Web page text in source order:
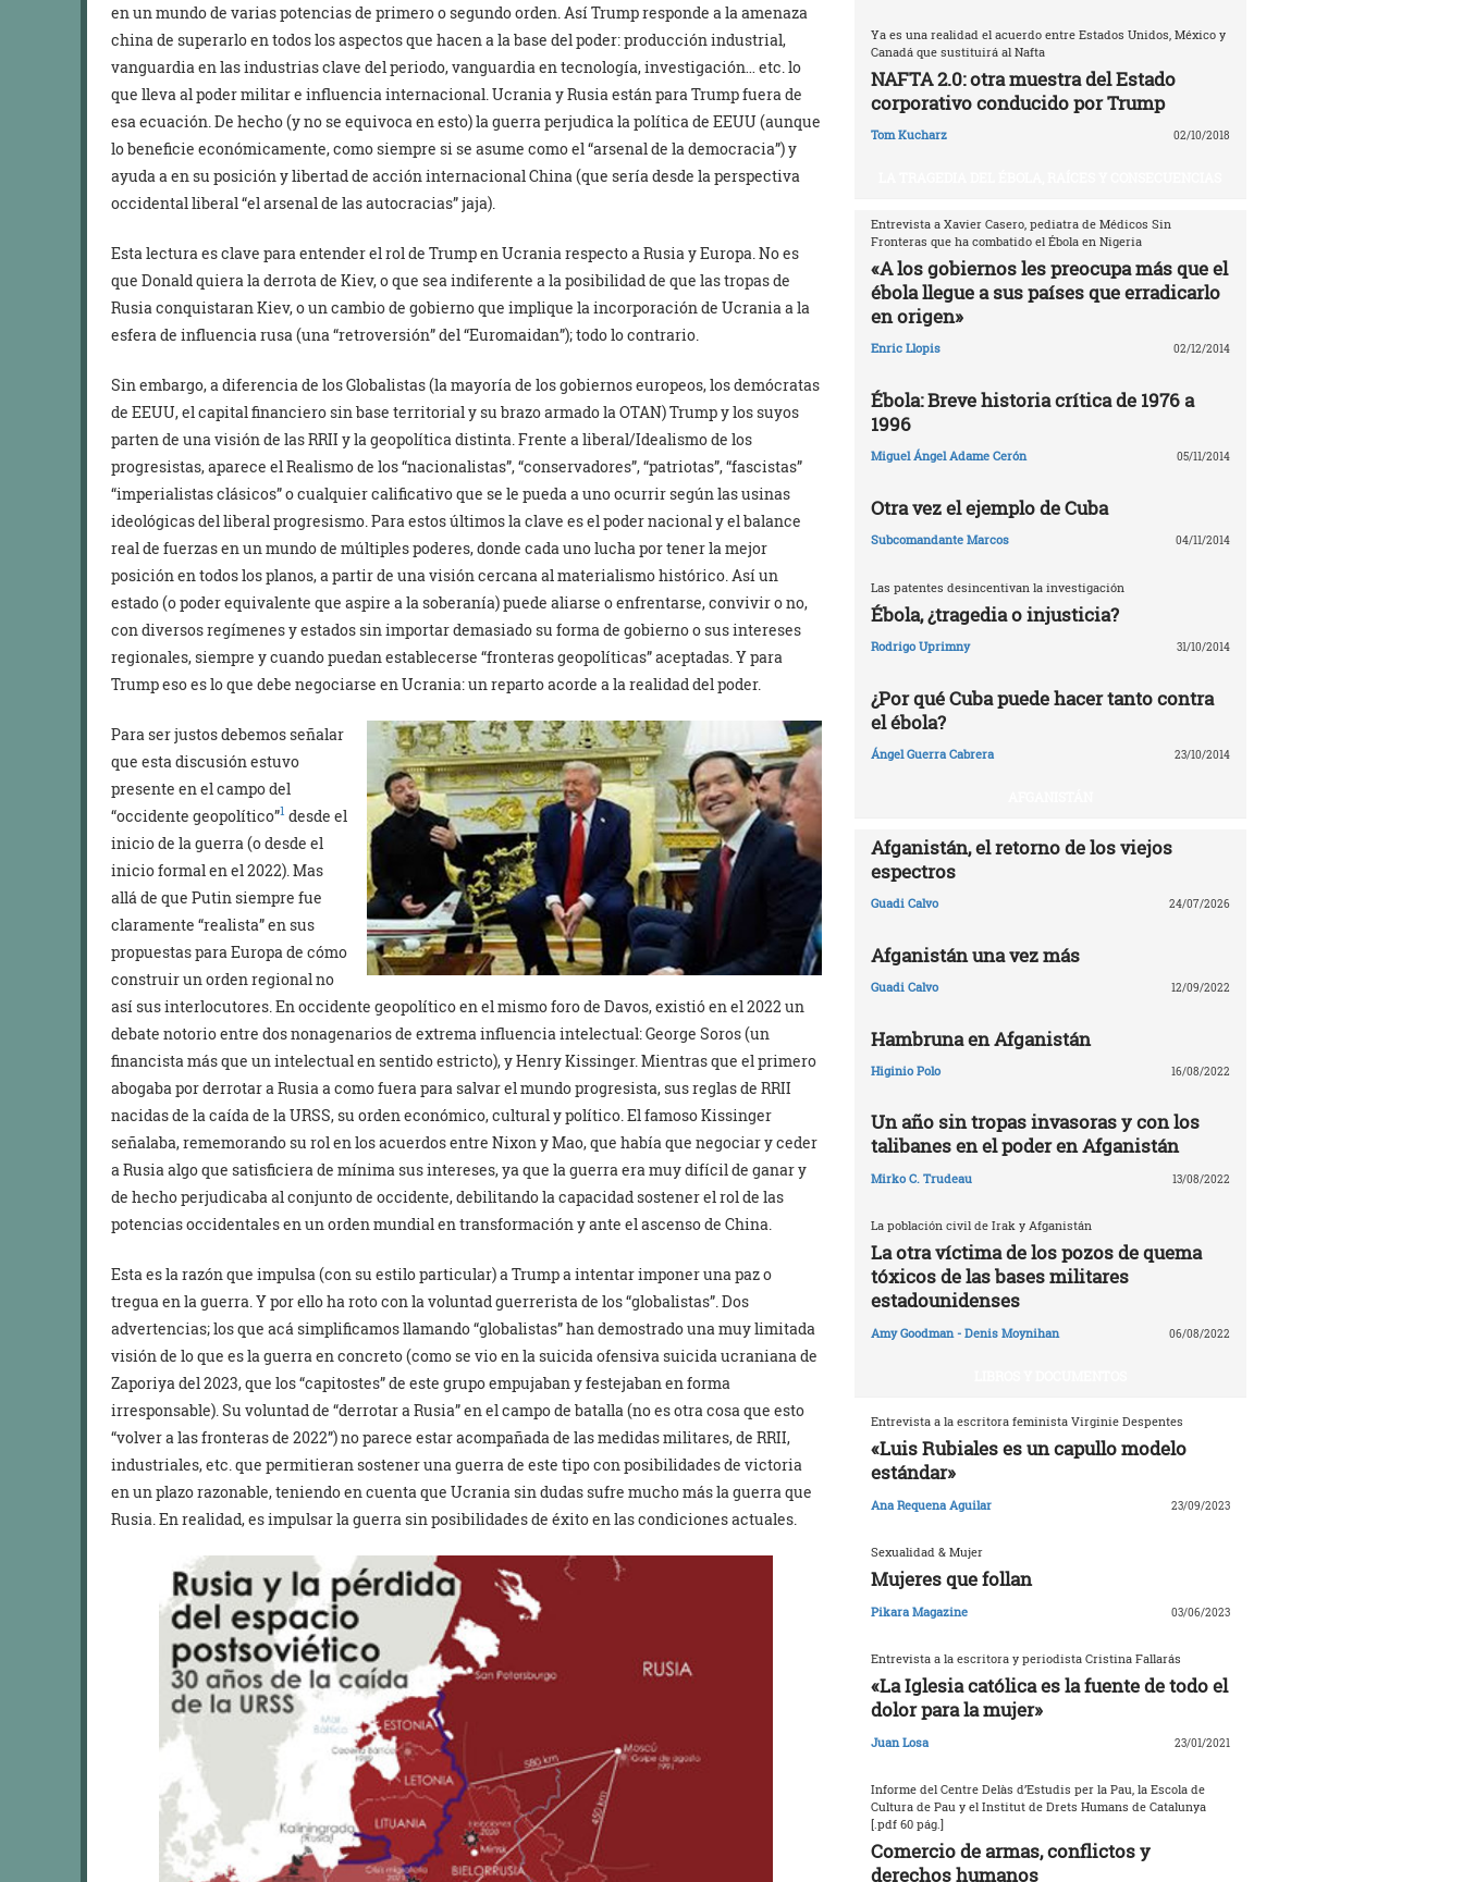
en un mundo de varias potencias de primero o segundo orden. Así Trump responde a la amenaza
china de superarlo en todos los aspectos que hacen a la base del poder: producción industrial,
vanguardia en las industrias clave del periodo, vanguardia en tecnología, investigación… etc. lo
que lleva al poder militar e influencia internacional. Ucrania y Rusia están para Trump fuera de
esa ecuación. De hecho (y no se equivoca en esto) la guerra perjudica la política de EEUU (aunque
lo beneficie económicamente, como siempre si se asume como el “arsenal de la democracia”) y
ayuda a en su posición y libertad de acción internacional China (que sería desde la perspectiva
occidental liberal “el arsenal de las autocracias” jaja).
Esta lectura es clave para entender el rol de Trump en Ucrania respecto a Rusia y Europa. No es
que Donald quiera la derrota de Kiev, o que sea indiferente a la posibilidad de que las tropas de
Rusia conquistaran Kiev, o un cambio de gobierno que implique la incorporación de Ucrania a la
esfera de influencia rusa (una “retroversión” del “Euromaidan”); todo lo contrario.
Sin embargo, a diferencia de los Globalistas (la mayoría de los gobiernos europeos, los demócratas
de EEUU, el capital financiero sin base territorial y su brazo armado la OTAN) Trump y los suyos
parten de una visión de las RRII y la geopolítica distinta. Frente a liberal/Idealismo de los
progresistas, aparece el Realismo de los “nacionalistas”, “conservadores”, “patriotas”, “fascistas”
“imperialistas clásicos” o cualquier calificativo que se le pueda a uno ocurrir según las usinas
ideológicas del liberal progresismo. Para estos últimos la clave es el poder nacional y el balance
real de fuerzas en un mundo de múltiples poderes, donde cada uno lucha por tener la mejor
posición en todos los planos, a partir de una visión cercana al materialismo histórico. Así un
estado (o poder equivalente que aspire a la soberanía) puede aliarse o enfrentarse, convivir o no,
con diversos regímenes y estados sin importar demasiado su forma de gobierno o sus intereses
regionales, siempre y cuando puedan establecerse “fronteras geopolíticas” aceptadas. Y para
Trump eso es lo que debe negociarse en Ucrania: un reparto acorde a la realidad del poder.
Para ser justos debemos señalar
que esta discusión estuvo
presente en el campo del
“occidente geopolítico”1 desde el
inicio de la guerra (o desde el
inicio formal en el 2022). Mas
allá de que Putin siempre fue
claramente “realista” en sus
propuestas para Europa de cómo
construir un orden regional no
así sus interlocutores. En occidente geopolítico en el mismo foro de Davos, existió en el 2022 un
debate notorio entre dos nonagenarios de extrema influencia intelectual: George Soros (un
financista más que un intelectual en sentido estricto), y Henry Kissinger. Mientras que el primero
abogaba por derrotar a Rusia a como fuera para salvar el mundo progresista, sus reglas de RRII
nacidas de la caída de la URSS, su orden económico, cultural y político. El famoso Kissinger
señalaba, rememorando su rol en los acuerdos entre Nixon y Mao, que había que negociar y ceder
a Rusia algo que satisficiera de mínima sus intereses, ya que la guerra era muy difícil de ganar y
de hecho perjudicaba al conjunto de occidente, debilitando la capacidad sostener el rol de las
potencias occidentales en un orden mundial en transformación y ante el ascenso de China.
Esta es la razón que impulsa (con su estilo particular) a Trump a intentar imponer una paz o
tregua en la guerra. Y por ello ha roto con la voluntad guerrerista de los “globalistas”. Dos
advertencias; los que acá simplificamos llamando “globalistas” han demostrado una muy limitada
visión de lo que es la guerra en concreto (como se vio en la suicida ofensiva suicida ucraniana de
Zaporiya del 2023, que los “capitostes” de este grupo empujaban y festejaban en forma
irresponsable). Su voluntad de “derrotar a Rusia” en el campo de batalla (no es otra cosa que esto
“volver a las fronteras de 2022”) no parece estar acompañada de las medidas militares, de RRII,
industriales, etc. que permitieran sostener una guerra de este tipo con posibilidades de victoria
en un plazo razonable, teniendo en cuenta que Ucrania sin dudas sufre mucho más la guerra que
Rusia. En realidad, es impulsar la guerra sin posibilidades de éxito en las condiciones actuales.
Ya es una realidad el acuerdo entre Estados Unidos, México y
Canadá que sustituirá al Nafta
NAFTA 2.0: otra muestra del Estado
corporativo conducido por Trump
Tom Kucharz 02/10/2018
Entrevista a Xavier Casero, pediatra de Médicos Sin
Fronteras que ha combatido el Ébola en Nigeria
«A los gobiernos les preocupa más que el
ébola llegue a sus países que erradicarlo
en origen»
Enric Llopis 02/12/2014
Ébola: Breve historia crítica de 1976 a
1996
Miguel Ángel Adame Cerón 05/11/2014
Otra vez el ejemplo de Cuba
Subcomandante Marcos 04/11/2014
Las patentes desincentivan la investigación
Ébola, ¿tragedia o injusticia?
Rodrigo Uprimny 31/10/2014
¿Por qué Cuba puede hacer tanto contra
el ébola?
Ángel Guerra Cabrera 23/10/2014
Afganistán, el retorno de los viejos
espectros
Guadi Calvo 24/07/2026
Afganistán una vez más
Guadi Calvo 12/09/2022
Hambruna en Afganistán
Higinio Polo 16/08/2022
Un año sin tropas invasoras y con los
talibanes en el poder en Afganistán
Mirko C. Trudeau 13/08/2022
La población civil de Irak y Afganistán
La otra víctima de los pozos de quema
tóxicos de las bases militares
estadounidenses
Amy Goodman - Denis Moynihan 06/08/2022
Entrevista a la escritora feminista Virginie Despentes
«Luis Rubiales es un capullo modelo
estándar»
Ana Requena Aguilar 23/09/2023
Sexualidad & Mujer
Mujeres que follan
Pikara Magazine 03/06/2023
Entrevista a la escritora y periodista Cristina Fallarás
«La Iglesia católica es la fuente de todo el
dolor para la mujer»
Juan Losa 23/01/2021
Informe del Centre Delàs d’Estudis per la Pau, la Escola de
Cultura de Pau y el Institut de Drets Humans de Catalunya
[.pdf 60 pág.]
Comercio de armas, conflictos y
derechos humanos